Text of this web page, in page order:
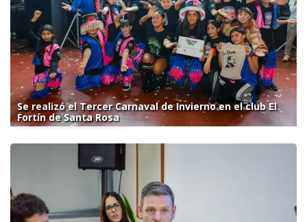
Se realizó el Tercer Carnaval de Invierno en el club El
Fortín de Santa Rosa